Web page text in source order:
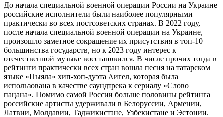
До начала специальной военной операции России на Украине
российские исполнители были наиболее популярными
практически во всех постсоветских странах. В 2022 году,
после начала специальной военной операции на Украине,
произошло заметное сокращение их присутствия в топ-10
большинства государств, но к 2023 году интерес к
отечественной музыке восстановился. В числе прочих тогда в
рейтинги практически всех стран вошла песня на татарском
языке «Пыяла» хип-хоп-дуэта Аигел, которая была
использована в качестве саундтрека к сериалу «Слово
пацана». Помимо самой России больше половины рейтинга
российские артисты удерживали в Белоруссии, Армении,
Латвии, Молдавии, Таджикистане, Узбекистане и Эстонии.